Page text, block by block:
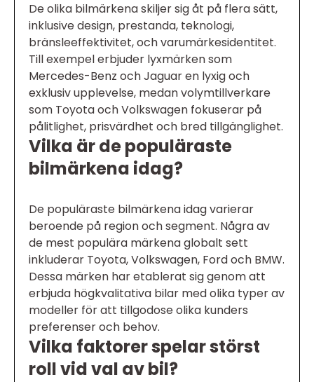
De olika bilmärkena skiljer sig åt på flera sätt,
inklusive design, prestanda, teknologi,
bränsleeffektivitet, och varumärkesidentitet.
Till exempel erbjuder lyxmärken som
Mercedes-Benz och Jaguar en lyxig och
exklusiv upplevelse, medan volymtillverkare
som Toyota och Volkswagen fokuserar på
pålitlighet, prisvärdhet och bred tillgänglighet.
Vilka är de populäraste
bilmärkena idag?
De populäraste bilmärkena idag varierar
beroende på region och segment. Några av
de mest populära märkena globalt sett
inkluderar Toyota, Volkswagen, Ford och BMW.
Dessa märken har etablerat sig genom att
erbjuda högkvalitativa bilar med olika typer av
modeller för att tillgodose olika kunders
preferenser och behov.
Vilka faktorer spelar störst
roll vid val av bil?